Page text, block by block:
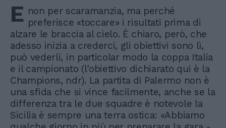
E non per scaramanzia, ma perché
preferisce «toccare» i risultati prima di
alzare le braccia al cielo. È chiaro, però, che
adesso inizia a crederci, gli obiettivi sono lì,
può vederli, in particolar modo la coppa Italia
e il campionato (l'obiettivo dichiarato qui è la
Champions, ndr). La partita di Palermo non è
una sfida che si vince facilmente, anche se la
differenza tra le due squadre è notevole la
Sicilia è sempre una terra ostica: «Abbiamo